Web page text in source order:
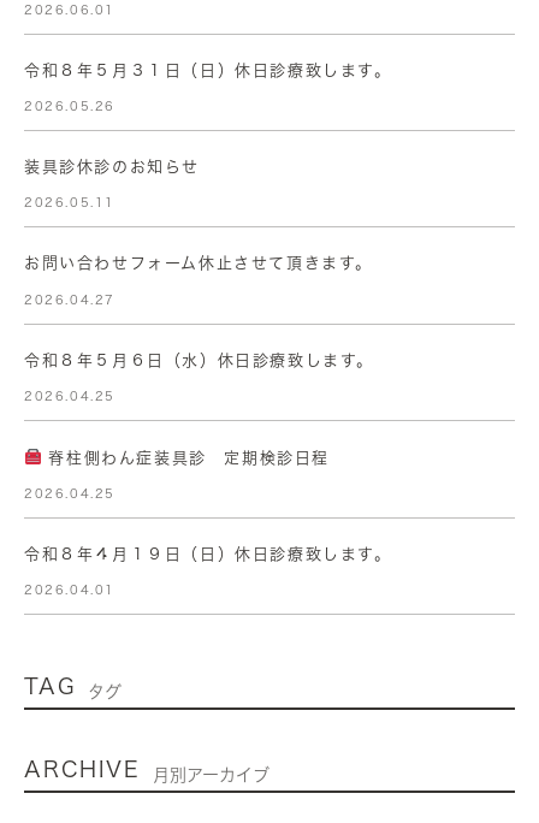
2026.06.01
令和８年５月３１日（日）休日診療致します。
2026.05.26
装具診休診のお知らせ
2026.05.11
お問い合わせフォーム休止させて頂きます。
2026.04.27
令和８年５月６日（水）休日診療致します。
2026.04.25
脊柱側わん症装具診 定期検診日程
2026.04.25
令和８年４月１９日（日）休日診療致します。
2026.04.01
TAG タグ
ARCHIVE 月別アーカイブ